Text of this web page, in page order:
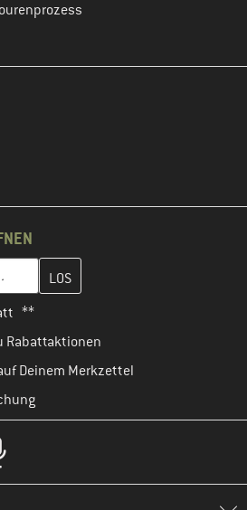
ein und erstelle im nächsten
**
Rabattaktionen
Deinem Merkzettel